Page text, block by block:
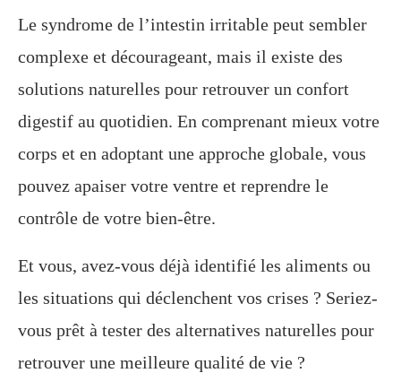
Le syndrome de l’intestin irritable peut sembler
complexe et décourageant, mais il existe des
solutions naturelles pour retrouver un confort
digestif au quotidien. En comprenant mieux votre
corps et en adoptant une approche globale, vous
pouvez apaiser votre ventre et reprendre le
contrôle de votre bien-être.
Et vous, avez-vous déjà identifié les aliments ou
les situations qui déclenchent vos crises ? Seriez-
vous prêt à tester des alternatives naturelles pour
retrouver une meilleure qualité de vie ?